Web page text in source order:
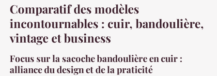
Comparatif des modèles
incontournables : cuir, bandoulière,
vintage et business
Focus sur la sacoche bandoulière en cuir :
alliance du design et de la praticité